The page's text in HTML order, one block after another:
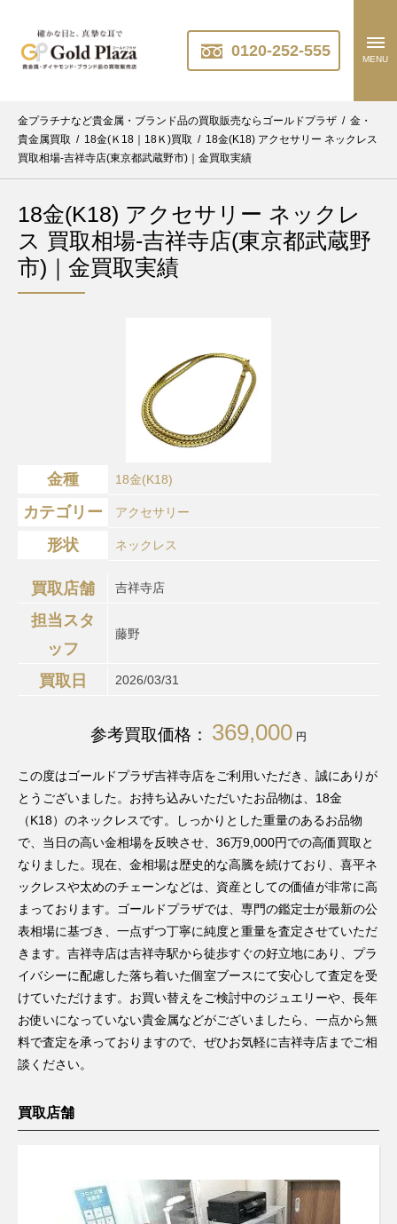
0120-252-555 MENU
金プラチナなど貴金属・ブランド品の買取販売ならゴールドプラザ / 金・
貴金属買取 / 18金(Ｋ18｜18Ｋ)買取 / 18金(K18) アクセサリー ネックレス
買取相場-吉祥寺店(東京都武蔵野市)｜金買取実績
18金(K18) アクセサリー ネックレ
ス 買取相場-吉祥寺店(東京都武蔵野
市)｜金買取実績
金種 18金(K18)
カテゴリー アクセサリー
形状 ネックレス
買取店舗 吉祥寺店
担当スタ
ッフ
藤野
買取日 2026/03/31
参考買取価格： 369,000 円
この度はゴールドプラザ吉祥寺店をご利用いただき、誠にありが
とうございました。お持ち込みいただいたお品物は、18金
（K18）のネックレスです。しっかりとした重量のあるお品物
で、当日の高い金相場を反映させ、36万9,000円での高価買取と
なりました。現在、金相場は歴史的な高騰を続けており、喜平ネ
ックレスや太めのチェーンなどは、資産としての価値が非常に高
まっております。ゴールドプラザでは、専門の鑑定士が最新の公
表相場に基づき、一点ずつ丁寧に純度と重量を査定させていただ
きます。吉祥寺店は吉祥寺駅から徒歩すぐの好立地にあり、プラ
イバシーに配慮した落ち着いた個室ブースにて安心して査定を受
けていただけます。お買い替えをご検討中のジュエリーや、長年
お使いになっていない貴金属などがございましたら、一点から無
料で査定を承っておりますので、ぜひお気軽に吉祥寺店までご相
談ください。
買取店舗